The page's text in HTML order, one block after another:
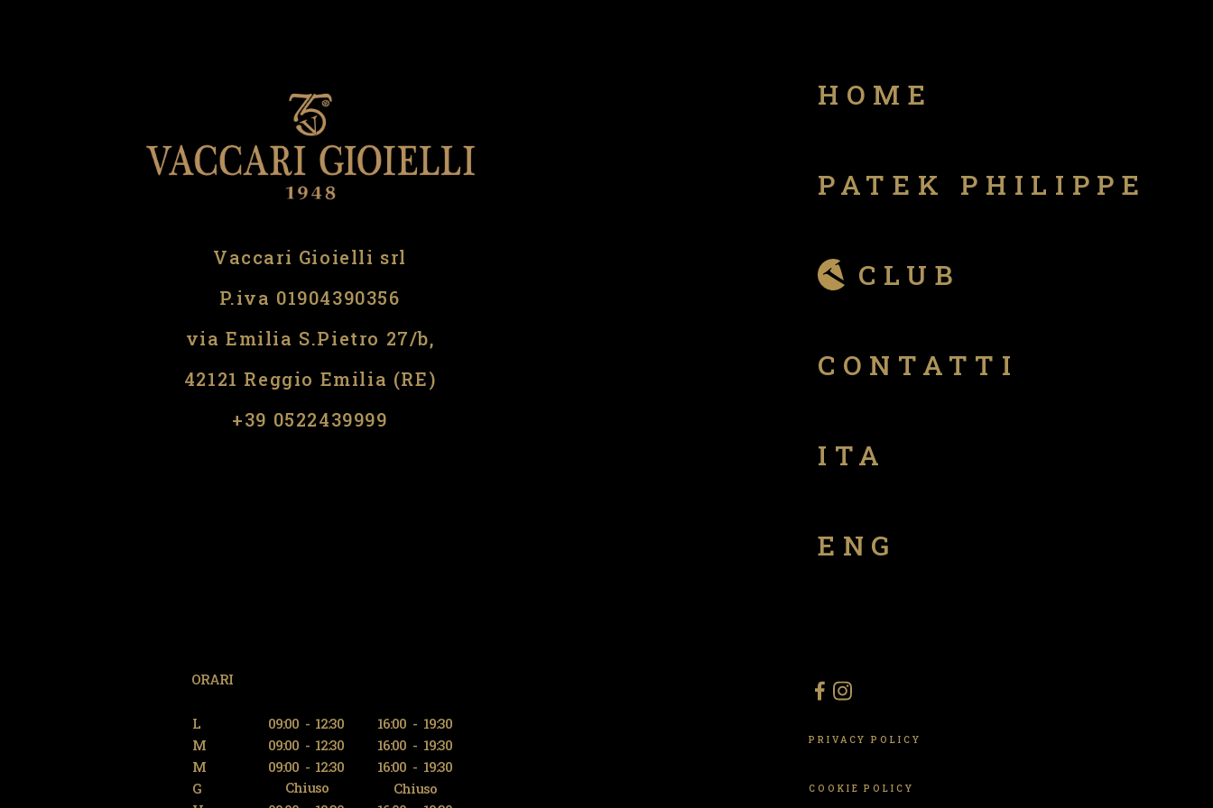
Vaccari Gioielli srl
P.iva 01904390356
via Emilia S.Pietro 27/b,
42121 Reggio Emilia (RE)
​​+39 0522439999
HOME
PATEK PHILIPPE
CLUB
CONTATTI
ITA
ENG
ORARI
L 09:00 - 12:30 16:00 - 19:30
M
09:00 - 12:30 16:00 - 19:30
M
09:00 - 12:30 16:00 - 19:30
G
Chiuso
Chiuso
PRIVACY POLICY
COOKIE POLICY